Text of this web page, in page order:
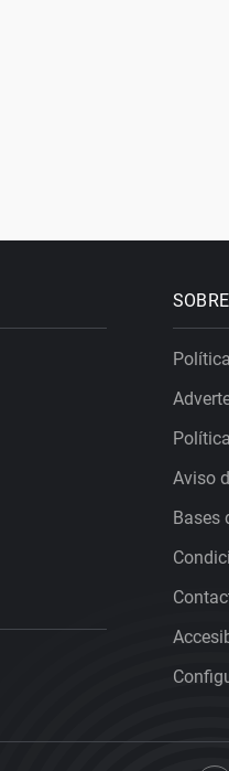
Aviso
Bases